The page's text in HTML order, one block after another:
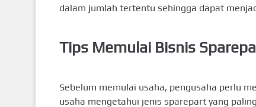
dalam jumlah tertentu sehingga dapat
Tips Memulai Bisnis
Sebelum memulai usaha, pengusaha perlu
usaha mengetahui jenis sparepart yang